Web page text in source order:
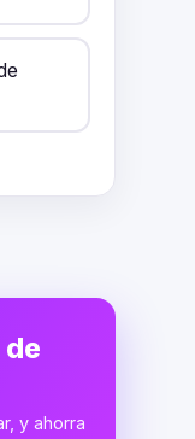
de
y ahorra